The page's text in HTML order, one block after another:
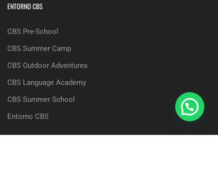
ENTORNO CBS
CBS Pre-School
CBS Summer Camp
CBS Outdoor Adventures
CBS Language Academy
CBS Summer School
Entorno CBS